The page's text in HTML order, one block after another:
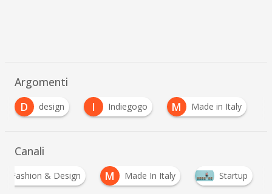
Argomenti
I
Indiegogo M Made in Italy R
robotica
Canali
Fashion & Design M Made In Italy Startup